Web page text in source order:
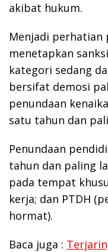
akibat hukum.
Menjadi perhatian
menetapkan
kategori sedang
bersifat demosi
penundaan
satu tahun dan
Penundaan
tahun dan paling
pada tempat
kerja; dan PTDH
hormat).
Baca juga :